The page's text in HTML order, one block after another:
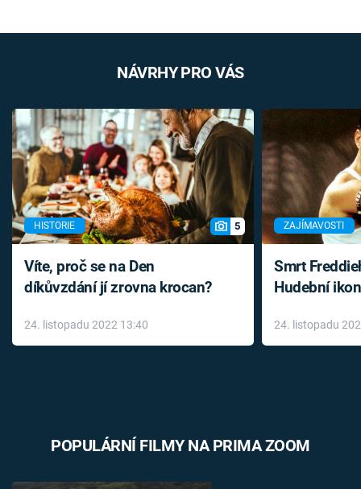
NÁVRHY PRO VÁS
HISTORIE 5
Víte, proč se na Den
díkůvzdání jí zrovna krocan?
24. listopadu 2022 13:40
ZAJÍMAVOSTI
Smrt
Hudební
léky
24. listopadu
POPULÁRNÍ FILMY NA PRIMA ZOOM